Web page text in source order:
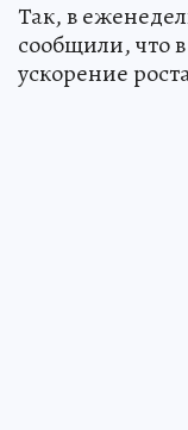
Так, в
сообщили, что
ускорение